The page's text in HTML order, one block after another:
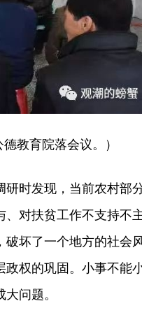
教育院落会议。）
时发现，当前农村部
、对扶贫工作不支持不
破坏了一个地方的社会
政权的巩固。小事不能
问题。